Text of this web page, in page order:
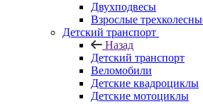
Двухподвесы
Взрослые
Детский транспорт
Назад
Детский транспорт
Веломобили
Детские квадроциклы
Детские мотоциклы